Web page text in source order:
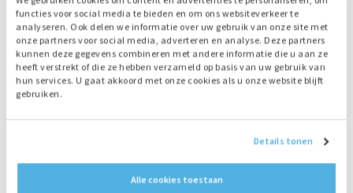
functies voor social media te bieden en om ons websiteverkeer te
analyseren. Ook delen we informatie over uw gebruik van onze site met
onze partners voor social media, adverteren en analyse. Deze partners
kunnen deze gegevens combineren met andere informatie die u aan ze
heeft verstrekt of die ze hebben verzameld op basis van uw gebruik van
hun services. U gaat akkoord met onze cookies als u onze website blijft
gebruiken.
Details tonen
Alle cookies toestaan